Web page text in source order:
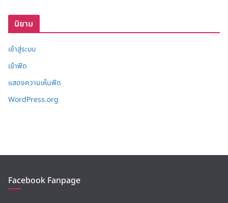
นิยาม
เข้าสู่ระบบ
เข้าฟีด
แสดงความเห็นฟีด
WordPress.org
Facebook Fanpage